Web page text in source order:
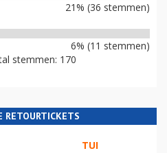
21% (36 stemmen)
6% (11 stemmen)
stemmen: 170
RETOURTICKETS
TUI